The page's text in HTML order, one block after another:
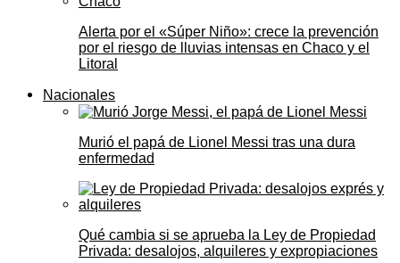
Alerta por el «Súper Niño»: crece la prevención
por el riesgo de lluvias intensas en Chaco y el
Litoral
Nacionales
Murió el papá de Lionel Messi tras una dura
enfermedad
Qué cambia si se aprueba la Ley de Propiedad
Privada: desalojos, alquileres y expropiaciones